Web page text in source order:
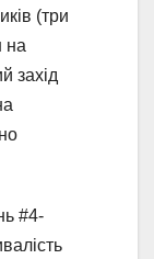
(три
на
захід
#4-